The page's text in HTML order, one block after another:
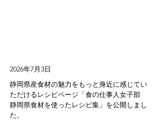
2026年7月3日
静岡県産食材の魅力をもっと身近に感じてい
ただけるレシピページ「食の仕事人女子部
静岡県食材を使ったレシピ集」を公開しまし
た。